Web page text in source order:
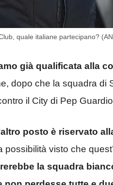
quale italiane partecipano?
già qualificata alla
dopo che la squadra di
il City di Pep
posto è riservato
possibilità visto che
la squadra